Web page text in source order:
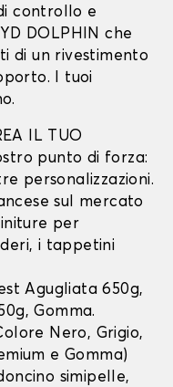
controllo e
DOLPHIN che
di un rivestimento
I tuoi
IL TUO
punto di forza:
personalizzazioni.
sul mercato
per
i tappetini
Agugliata 650g,
Gomma.
Nero, Grigio,
e Gomma)
simipelle,